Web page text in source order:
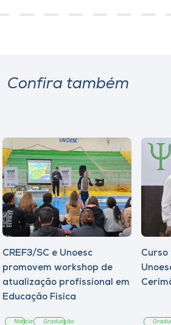
Confira também
CREF3/SC e Unoesc
promovem workshop de
atualização profissional em
Educação Física
Notícia Graduação
Curso